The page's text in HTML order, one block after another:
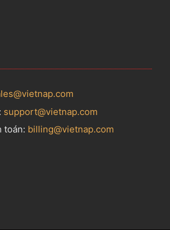
support@vietnap.com
toán: billing@vietnap.com